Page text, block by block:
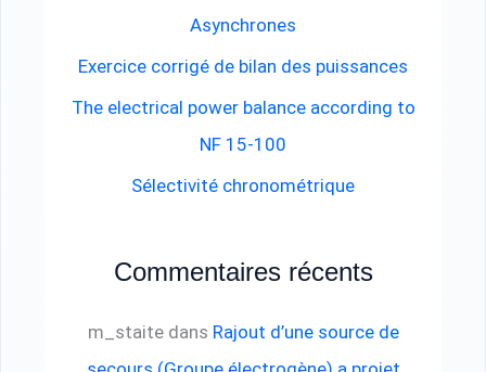
Asynchrones
Exercice corrigé de bilan des puissances
The electrical power balance according to
NF 15-100
Sélectivité chronométrique
Commentaires récents
m_staitedans Rajout d’une source de